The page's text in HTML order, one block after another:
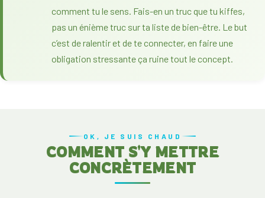
comment tu le sens. Fais-en un truc que tu kiffes,
pas un énième truc sur ta liste de bien-être. Le but
c’est de ralentir et de te connecter, en faire une
obligation stressante ça ruine tout le concept.
OK, JE SUIS CHAUD
COMMENT S'Y METTRE
CONCRÈTEMENT